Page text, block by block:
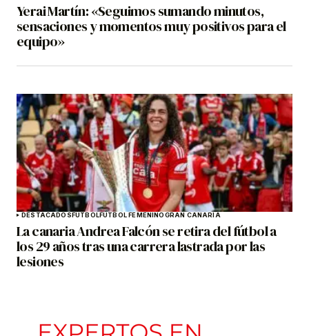
Yerai Martín: «Seguimos sumando minutos,
sensaciones y momentos muy positivos para el
equipo»
DESTACADOSFÚTBOLFÚTBOL FEMENINOGRAN CANARIA
La canaria Andrea Falcón se retira del fútbol a
los 29 años tras una carrera lastrada por las
lesiones